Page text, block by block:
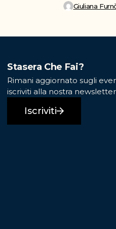
Giuliana
Stasera Che Fai?
Rimani aggiornato sugli
iscriviti alla nostra
Iscriviti